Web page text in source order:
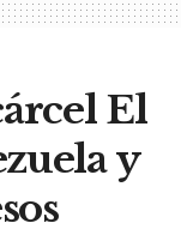
El
y